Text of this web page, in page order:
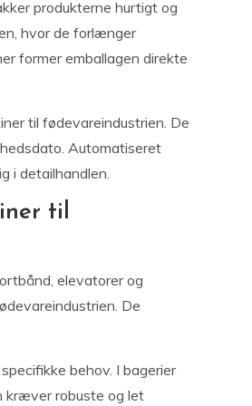
produkterne hurtigt og
hvor de forlænger
former emballagen direkte
til fødevareindustrien. De
Automatiseret
i detailhandlen.
til
elevatorer og
De
behov. I bagerier
kræver robuste og let